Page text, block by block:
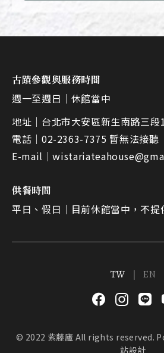
古蹟參觀與服務時間
週一至週日｜ 休館當中
地址｜ 台北市大安區新生南路三段
電話｜ 02-2363-7375 暫無法接聽
E-mail｜
供餐時間
平日、假日｜ 目前休館當中，不提
TW EN
© 2022 紫藤廬 All rights reserved.
站設計